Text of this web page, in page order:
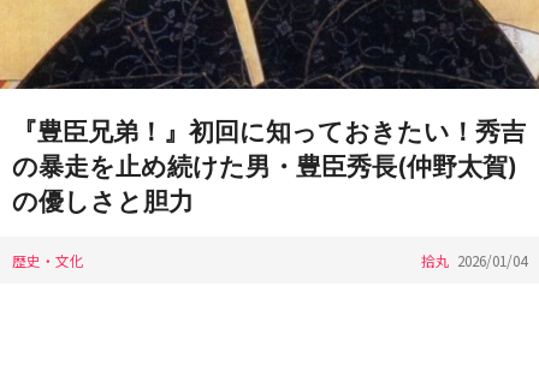
『豊臣兄弟！』初回に知っておきたい！秀吉
の暴走を止め続けた男・豊臣秀長(仲野太賀)
の優しさと胆力
歴史・文化 拾丸 2026/01/04